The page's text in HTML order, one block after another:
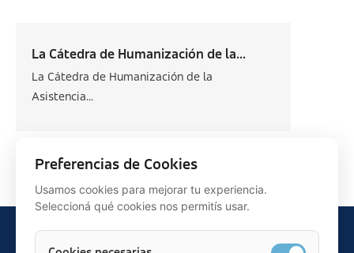
La Cátedra de Humanización de la...
La Cátedra de Humanización de la
Asistencia...
Preferencias de Cookies
Usamos cookies para mejorar tu experiencia.
Seleccioná qué cookies nos permitís usar.